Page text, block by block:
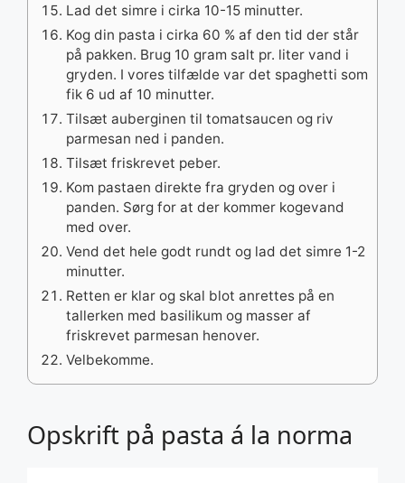
Opskrift på pasta á la norma
Lad det simre i cirka 10-15 minutter.
Kog din pasta i cirka 60 % af den tid der står
på pakken. Brug 10 gram salt pr. liter vand i
gryden. I vores tilfælde var det spaghetti som
fik 6 ud af 10 minutter.
Tilsæt auberginen til tomatsaucen og riv
parmesan ned i panden.
Tilsæt friskrevet peber.
Kom pastaen direkte fra gryden og over i
panden. Sørg for at der kommer kogevand
med over.
Vend det hele godt rundt og lad det simre 1-2
minutter.
Retten er klar og skal blot anrettes på en
tallerken med basilikum og masser af
friskrevet parmesan henover.
Velbekomme.